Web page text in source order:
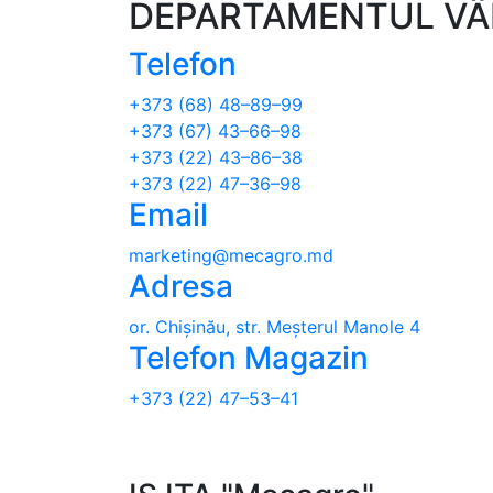
DEPARTAMENTUL
Telefon
+373 (68) 48–89–99
+373 (67) 43–66–98
+373 (22) 43–86–38
+373 (22) 47–36–98
Email
marketing@mecagro.md
Adresa
or. Chișinău, str. Meșterul Manole 4
Telefon Magazin
+373 (22) 47–53–41